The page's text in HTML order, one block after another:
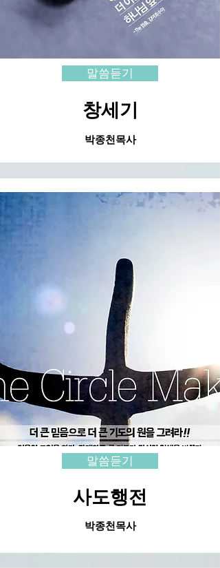
말씀듣기
​창세기
​박종천목사
말씀듣기
사도행전
​박종천목사